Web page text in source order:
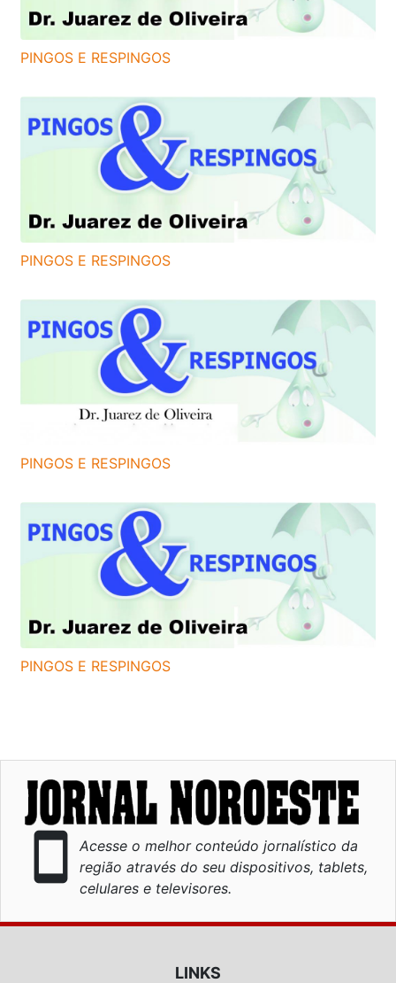
PINGOS E RESPINGOS
PINGOS E RESPINGOS
PINGOS E RESPINGOS
PINGOS E RESPINGOS
smartphone
Acesse o melhor conteúdo jornalístico da
região através do seu dispositivos, tablets,
celulares e televisores.
LINKS